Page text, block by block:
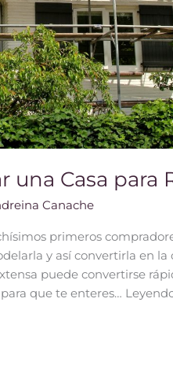
una Casa para
Canache
primeros
y así convertirla en la
puede convertirse
que te enteres…